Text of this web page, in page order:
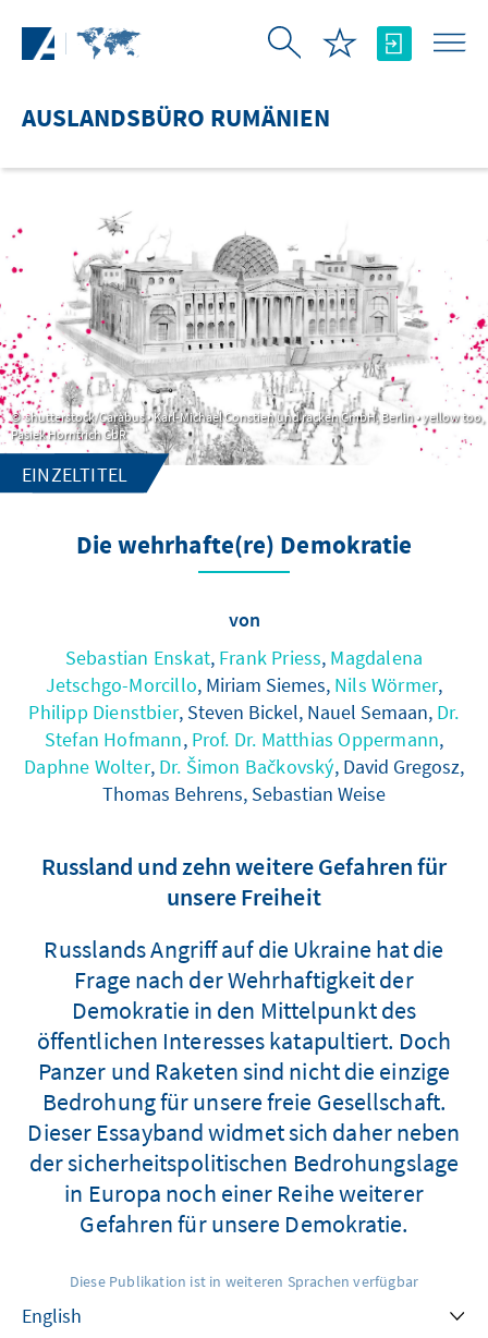
AUSLANDSBÜRO RUMÄNIEN
shutterstock/Carabus • Karl-Michael Constien und racken GmbH, Berlin • yellow too,
Pasiek Horntrich GbR
EINZELTITEL
Die wehrhafte(re) Demokratie
von
Sebastian Enskat, Frank Priess, Magdalena
Jetschgo-Morcillo, Miriam Siemes, Nils Wörmer,
Philipp Dienstbier, Steven Bickel, Nauel Semaan, Dr.
Stefan Hofmann, Prof. Dr. Matthias Oppermann,
Daphne Wolter, Dr. Šimon Bačkovský, David Gregosz,
Thomas Behrens, Sebastian Weise
Russland und zehn weitere Gefahren für
unsere Freiheit
Russlands Angriff auf die Ukraine hat die
Frage nach der Wehrhaftigkeit der
Demokratie in den Mittelpunkt des
öffentlichen Interesses katapultiert. Doch
Panzer und Raketen sind nicht die einzige
Bedrohung für unsere freie Gesellschaft.
Dieser Essayband widmet sich daher neben
der sicherheitspolitischen Bedrohungslage
in Europa noch einer Reihe weiterer
Gefahren für unsere Demokratie.
Diese Publikation ist in weiteren Sprachen verfügbar